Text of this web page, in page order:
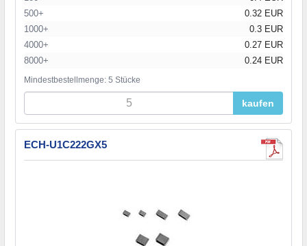
500+
0.32 EUR
1000+
0.3 EUR
4000+
0.27 EUR
8000+
0.24 EUR
Mindestbestellmenge: 5 Stücke
kaufen
ECH-U1C222GX5